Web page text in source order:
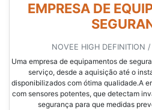
EMPRESA DE
NOVEE HIGH DEFINITION
Uma empresa de equipamentos de
serviço, desde a aquisição até o
disponibilizados com ótima qualidade.A
com sensores potentes, que detectam
segurança para que medidas